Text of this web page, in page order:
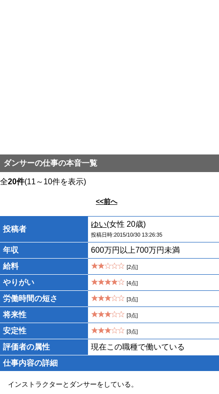
ダンサーの仕事の本音一覧
全20件(11～10件を表示)
<<前へ
投稿者
ゆい(女性 20歳)
投稿日時:2015/10/30 13:26:35
年収
600万円以上700万円未満
給料
[2点]
やりがい [4点]
労働時間の短さ [3点]
将来性 [3点]
安定性 [3点]
評価者の属性
現在この職種で働いている
仕事内容の詳細
インストラクターとダンサーをしている。